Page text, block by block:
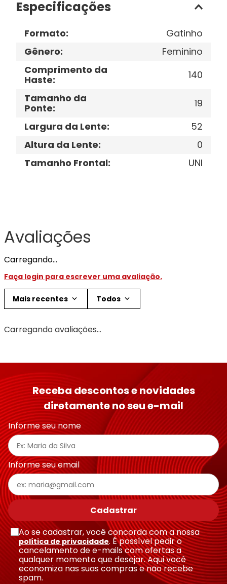
Especificações
Formato:
Gatinho
Gênero:
Feminino
Comprimento da
Haste:
140
Tamanho da
Ponte:
19
Largura da Lente:
52
Altura da Lente:
0
Tamanho Frontal: UNI
Avaliações
Carregando…
Faça login para escrever uma avaliação.
Mais recentes Todos
Carregando avaliações…
Receba descontos e novidades
diretamente no seu e-mail
Informe seu nome
Informe seu email
Cadastrar
Ao se cadastrar, você concorda com a nossa
política de privacidade. É possível pedir o
cancelamento de e-mails com ofertas a
qualquer momento que desejar. Aqui você
economiza nas suas compras e não recebe
spam.